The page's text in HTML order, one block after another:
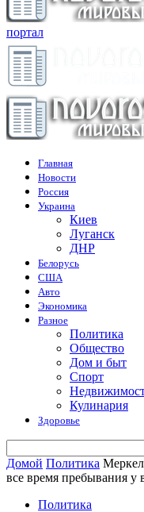
портал
Главная
Новости
Россия
Украина
Киев
Луганск
ДНР
Белорусь
США
Авто
Экономика
Разное
Политика
Общество
Дом и быт
Спорт
Кулинария
Здоровье
Домой Политика
все время пребывания у
Политика